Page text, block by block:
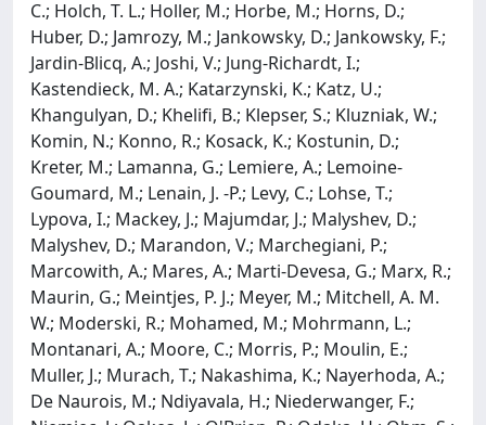
C.; Holch, T. L.; Holler, M.; Horbe, M.; Horns, D.;
Huber, D.; Jamrozy, M.; Jankowsky, D.; Jankowsky, F.;
Jardin-Blicq, A.; Joshi, V.; Jung-Richardt, I.;
Kastendieck, M. A.; Katarzynski, K.; Katz, U.;
Khangulyan, D.; Khelifi, B.; Klepser, S.; Kluzniak, W.;
Komin, N.; Konno, R.; Kosack, K.; Kostunin, D.;
Kreter, M.; Lamanna, G.; Lemiere, A.; Lemoine-
Goumard, M.; Lenain, J. -P.; Levy, C.; Lohse, T.;
Lypova, I.; Mackey, J.; Majumdar, J.; Malyshev, D.;
Malyshev, D.; Marandon, V.; Marchegiani, P.;
Marcowith, A.; Mares, A.; Marti-Devesa, G.; Marx, R.;
Maurin, G.; Meintjes, P. J.; Meyer, M.; Mitchell, A. M.
W.; Moderski, R.; Mohamed, M.; Mohrmann, L.;
Montanari, A.; Moore, C.; Morris, P.; Moulin, E.;
Muller, J.; Murach, T.; Nakashima, K.; Nayerhoda, A.;
De Naurois, M.; Ndiyavala, H.; Niederwanger, F.;